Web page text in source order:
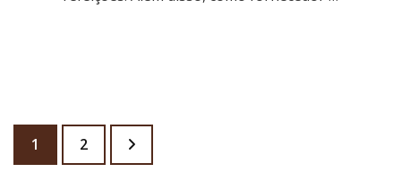
Paginação de posts
Página
1 Página
2